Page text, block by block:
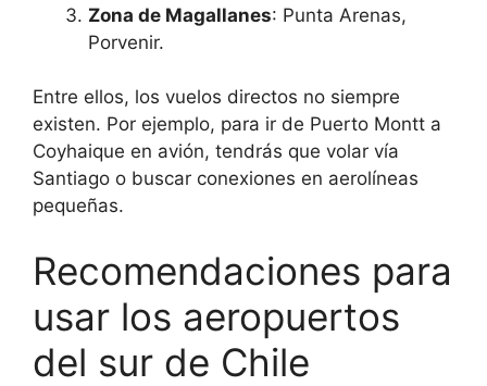
Zona de Magallanes: Punta Arenas,
Porvenir.
Entre ellos, los vuelos directos no siempre
existen. Por ejemplo, para ir de Puerto Montt a
Coyhaique en avión, tendrás que volar vía
Santiago o buscar conexiones en aerolíneas
pequeñas.
Recomendaciones para
usar los aeropuertos
del sur de Chile